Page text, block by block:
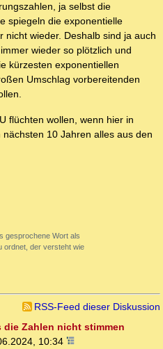
ja selbst die
spiegeln die exponentielle
nicht wieder. Deshalb sind ja auch
wieder so plötzlich und
kürzesten exponentiellen
Umschlag vorbereitenden
flüchten wollen, wenn hier in
10 Jahren alles aus den
gesprochene Wort als
ordnet, der versteht wie
RSS-Feed dieser Diskussion
die Zahlen nicht stimmen
10:34